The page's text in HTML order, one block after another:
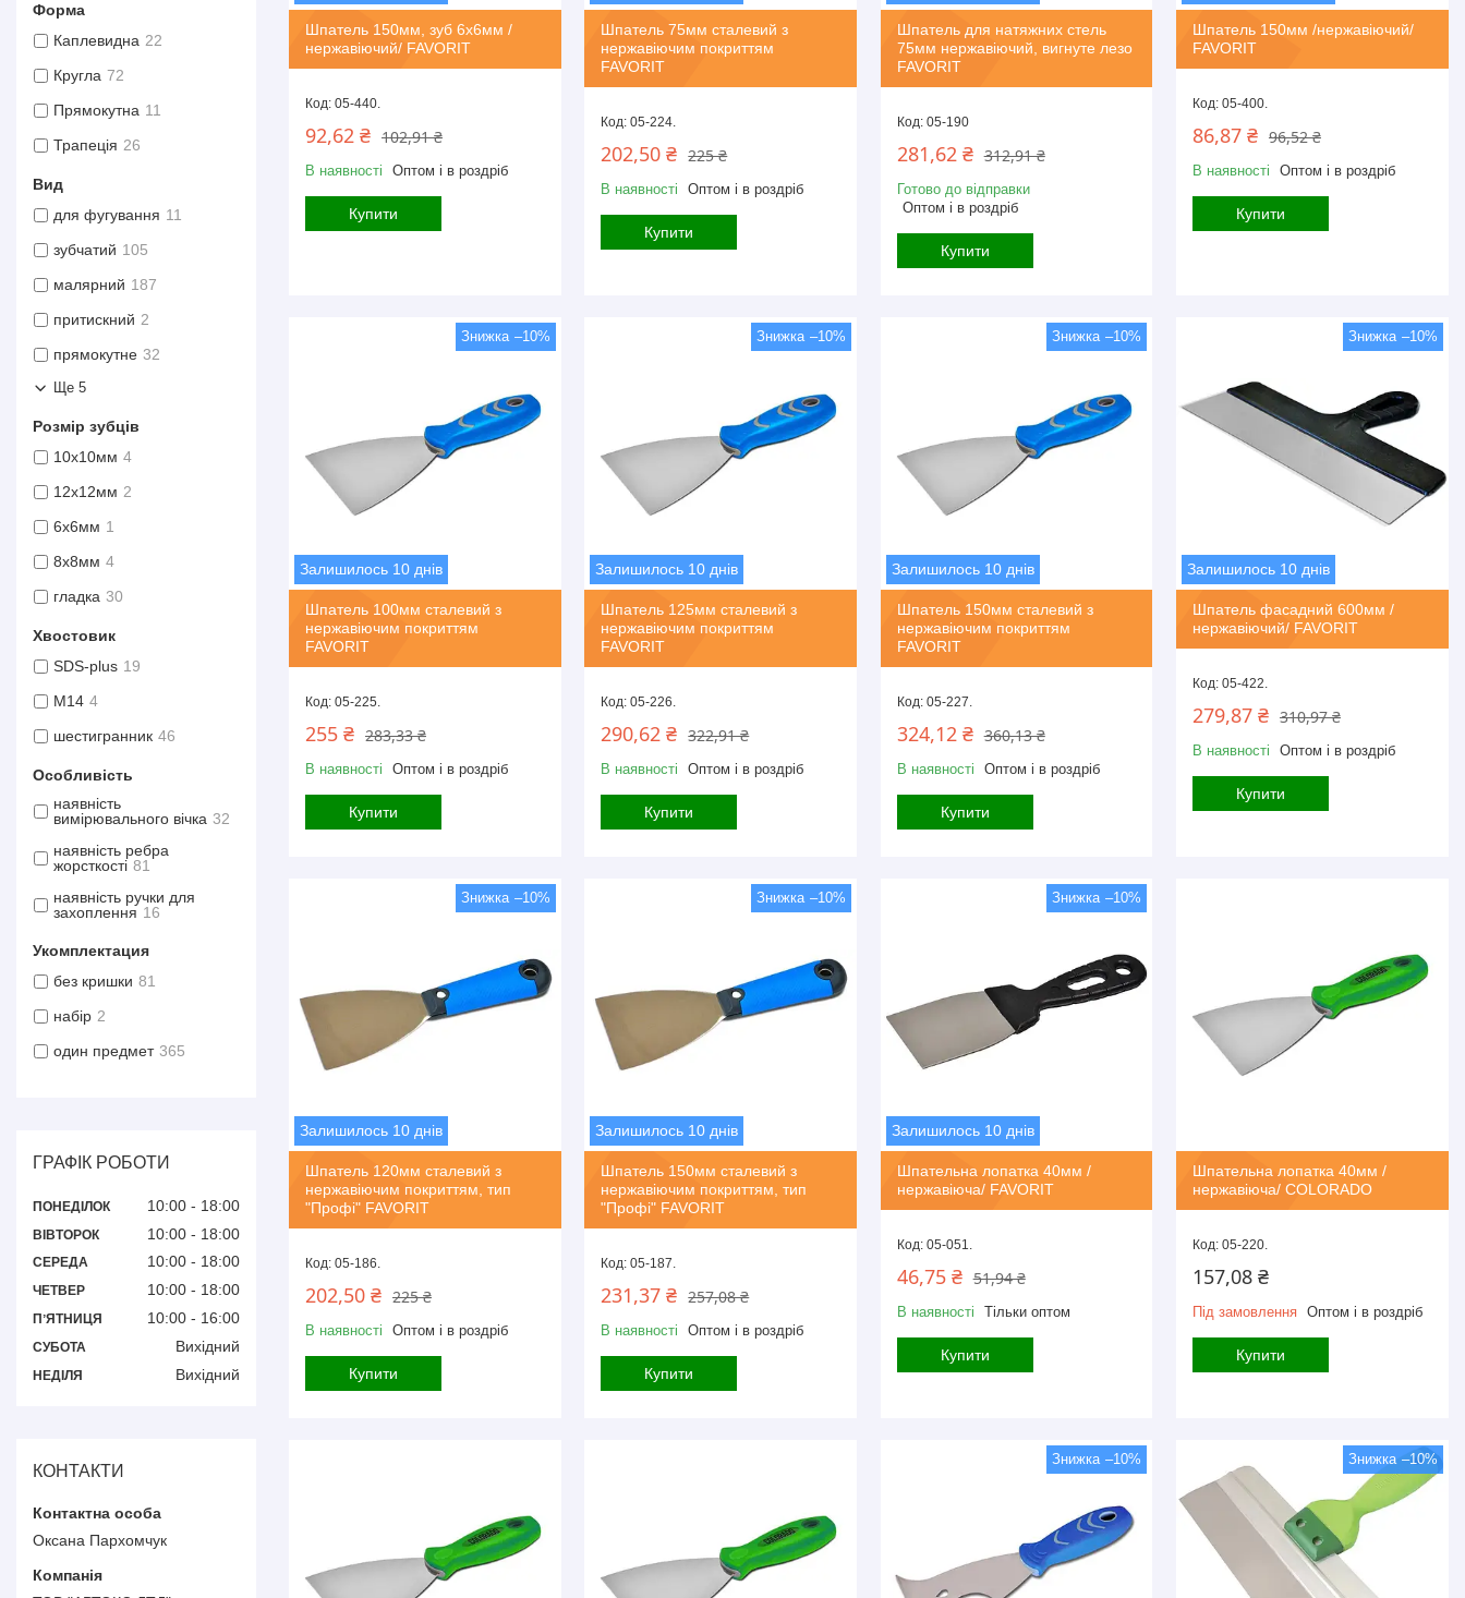
Шпатель 150мм, зуб 6х6мм /
нержавіючий/ FAVORIT
05-440.
102,91 ₴
92,62 ₴
В наявності Оптом і в роздріб
Купити
Шпатель 75мм сталевий з
нержавіючим покриттям
FAVORIT
05-224.
225 ₴
202,50 ₴
В наявності Оптом і в роздріб
Купити
Шпатель для натяжних стель
75мм нержавіючий, вигнуте лезо
FAVORIT
05-190
312,91 ₴
281,62 ₴
Готово до відправки
Оптом і в роздріб
Купити
Шпатель 150мм /нержавіючий/
FAVORIT
05-400.
96,52 ₴
86,87 ₴
В наявності Оптом і в роздріб
Купити
–10%
Залишилось 10 днів
Шпатель 100мм сталевий з
нержавіючим покриттям
FAVORIT
05-225.
283,33 ₴
255 ₴
В наявності Оптом і в роздріб
Купити
–10%
Залишилось 10 днів
Шпатель 125мм сталевий з
нержавіючим покриттям
FAVORIT
05-226.
322,91 ₴
290,62 ₴
В наявності Оптом і в роздріб
Купити
–10%
Залишилось 10 днів
Шпатель 150мм сталевий з
нержавіючим покриттям
FAVORIT
05-227.
360,13 ₴
324,12 ₴
В наявності Оптом і в роздріб
Купити
–10%
Залишилось 10 днів
Шпатель фасадний 600мм /
нержавіючий/ FAVORIT
05-422.
310,97 ₴
279,87 ₴
В наявності Оптом і в роздріб
Купити
–10%
Залишилось 10 днів
Шпатель 120мм сталевий з
нержавіючим покриттям, тип
"Профі" FAVORIT
05-186.
225 ₴
202,50 ₴
В наявності Оптом і в роздріб
Купити
–10%
Залишилось 10 днів
Шпатель 150мм сталевий з
нержавіючим покриттям, тип
"Профі" FAVORIT
05-187.
257,08 ₴
231,37 ₴
В наявності Оптом і в роздріб
Купити
–10%
Залишилось 10 днів
Шпательна лопатка 40мм /
нержавіюча/ FAVORIT
05-051.
51,94 ₴
46,75 ₴
В наявності Тільки оптом
Купити
Шпательна лопатка 40мм /
нержавіюча/ COLORADO
05-220.
157,08 ₴
Під замовлення Оптом і в роздріб
Купити
–10% –10%
Форма
Каплевидна 22
Кругла 72
Прямокутна 11
Трапеція 26
Вид
для фугування 11
зубчатий 105
малярний 187
притискний 2
прямокутне 32
Ще 5
Розмір зубців
10х10мм 4
12х12мм 2
6х6мм 1
8х8мм 4
гладка 30
Хвостовик
SDS-plus 19
М14 4
шестигранник 46
Особливість
наявність
вимірювального вічка 32
наявність ребра
жорсткості 81
наявність ручки для
захоплення 16
Укомплектация
без кришки 81
набір 2
один предмет 365
ГРАФІК РОБОТИ
ПОНЕДІЛОК 10:00 18:00
ВІВТОРОК 10:00 18:00
СЕРЕДА 10:00 18:00
ЧЕТВЕР 10:00 18:00
ПʼЯТНИЦЯ 10:00 16:00
СУБОТА Вихідний
НЕДІЛЯ Вихідний
КОНТАКТИ
Оксана Пархомчук